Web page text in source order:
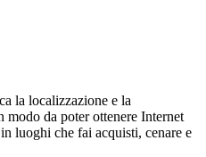
la localizzazione e la
modo da poter ottenere Internet
luoghi che fai acquisti, cenare e